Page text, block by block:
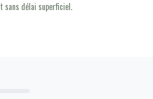
sans délai superficiel.